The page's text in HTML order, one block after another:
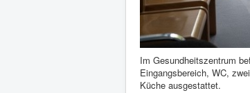
Im Gesundheitszentrum
Eingangsbereich, WC,
Küche ausgestattet.